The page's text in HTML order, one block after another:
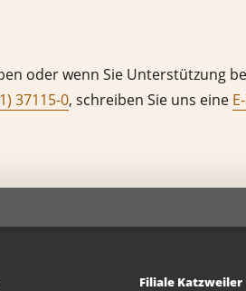
oder wenn Sie Unterstützung
37115-0, schreiben Sie uns eine
Filiale Katzweiler